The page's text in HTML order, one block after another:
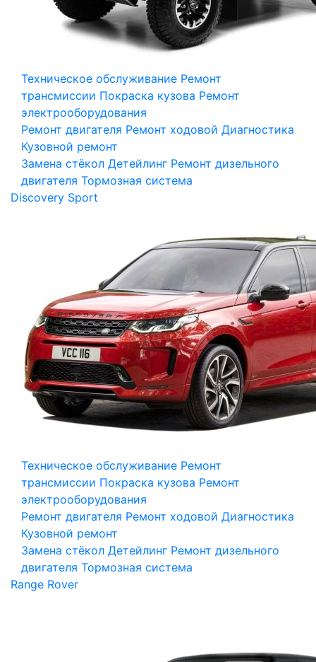
Техническое обслуживание Ремонт
трансмиссии Покраска кузова Ремонт
электрооборудования
Ремонт двигателя Ремонт ходовой Диагностика
Кузовной ремонт
Замена стёкол Детейлинг Ремонт дизельного
двигателя Тормозная система
Discovery Sport
Техническое обслуживание Ремонт
трансмиссии Покраска кузова Ремонт
электрооборудования
Ремонт двигателя Ремонт ходовой Диагностика
Кузовной ремонт
Замена стёкол Детейлинг Ремонт дизельного
двигателя Тормозная система
Range Rover